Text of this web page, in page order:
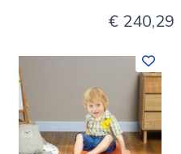
€ 240,29